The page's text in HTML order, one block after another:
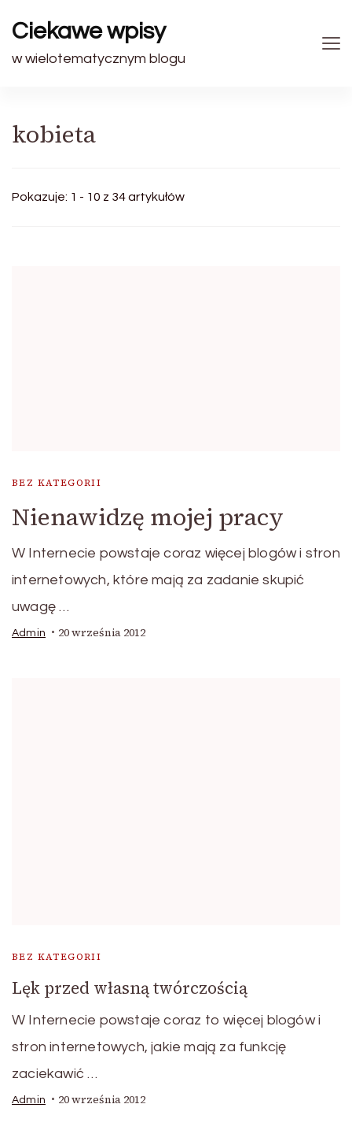
Ciekawe wpisy
w wielotematycznym blogu
kobieta
Pokazuje: 1 - 10 z 34 artykułów
BEZ KATEGORII
Nienawidzę mojej pracy
W Internecie powstaje coraz więcej blogów i stron
internetowych, które mają za zadanie skupić
uwagę …
Admin 20 września 2012
BEZ KATEGORII
Lęk przed własną twórczością
W Internecie powstaje coraz to więcej blogów i
stron internetowych, jakie mają za funkcję
zaciekawić …
Admin 20 września 2012